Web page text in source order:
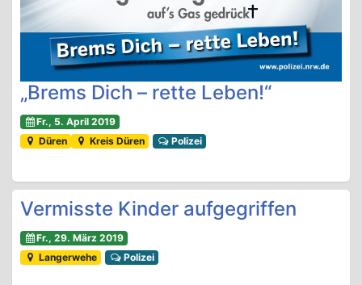
„Brems Dich – rette Leben!“
Fr., 5. April 2019
Düren
Kreis Düren Polizei
Vermisste Kinder aufgegriffen
Fr., 29. März 2019
Langerwehe
Polizei